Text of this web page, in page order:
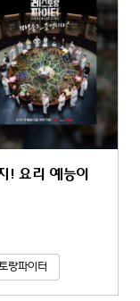
요리 예능이
랑파이터